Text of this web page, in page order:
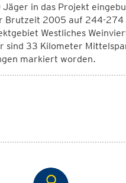
in das Projekt
Brutzeit 2005 auf 244-
Westliches
sind 33 Kilometer
markiert worden.